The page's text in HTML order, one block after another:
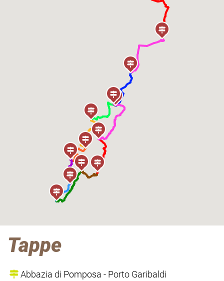
Tappe
Abbazia di Pomposa - Porto Garibaldi